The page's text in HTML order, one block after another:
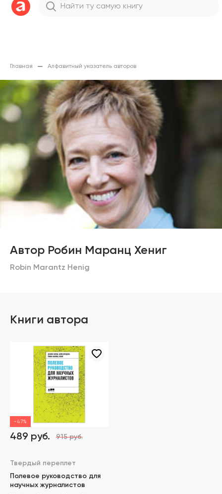
Главная Алфавитный указатель авторов
Автор Робин Маранц Хениг
Robin Marantz Henig
Книги автора
-47%
489 руб. 915 руб.
Твердый переплет
Полевое руководство для
научных журналистов